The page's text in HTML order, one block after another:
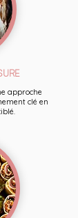
approche
clé en